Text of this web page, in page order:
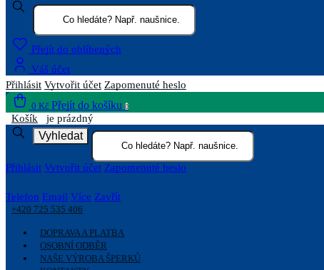
Přejít do oblíbených
Váš účet
Přihlásit Vytvořit účet Zapomenuté heslo
0 Kč Přejít do košíku 0
Košík je prázdný
Vyhledat
Přihlásit Vytvořit účet Zapomenuté heslo
Telefon Email Více Zavřít
+420 725 535 406
DOPRAVA A PLATBA
OSOBNÍ ODBĚR
NAŠE VÝROBA ŠPERKŮ